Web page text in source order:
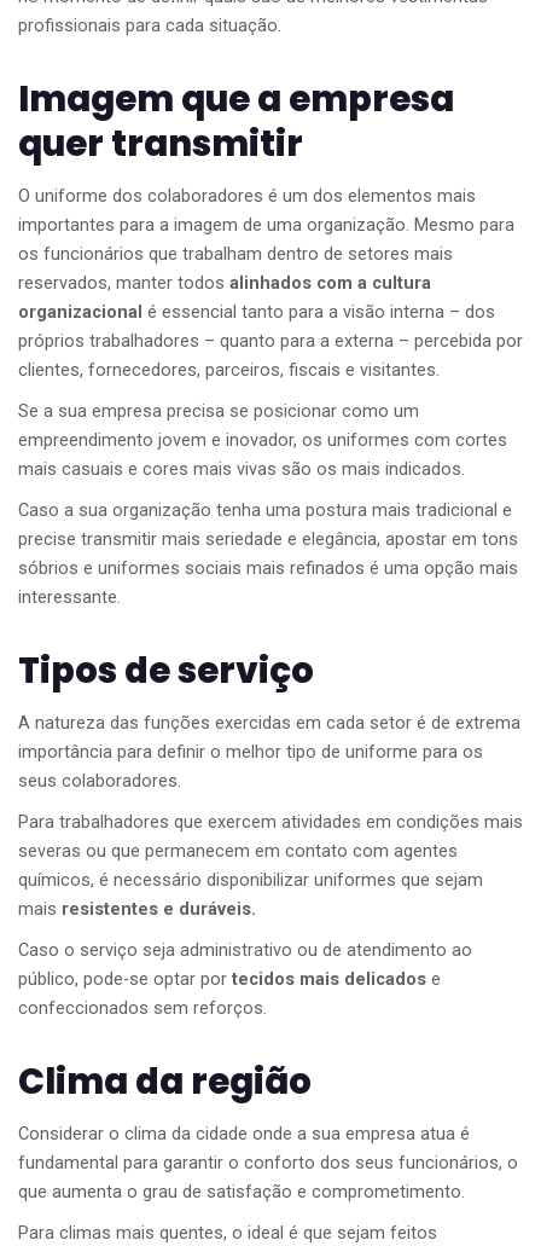
profissionais para cada situação.
Imagem que a empresa
quer transmitir
O uniforme dos colaboradores é um dos elementos mais
importantes para a imagem de uma organização. Mesmo para
os funcionários que trabalham dentro de setores mais
reservados, manter todos alinhados com a cultura
organizacional é essencial tanto para a visão interna – dos
próprios trabalhadores – quanto para a externa – percebida por
clientes, fornecedores, parceiros, fiscais e visitantes.
Se a sua empresa precisa se posicionar como um
empreendimento jovem e inovador, os uniformes com cortes
mais casuais e cores mais vivas são os mais indicados.
Caso a sua organização tenha uma postura mais tradicional e
precise transmitir mais seriedade e elegância, apostar em tons
sóbrios e uniformes sociais mais refinados é uma opção mais
interessante.
Tipos de serviço
A natureza das funções exercidas em cada setor é de extrema
importância para definir o melhor tipo de uniforme para os
seus colaboradores.
Para trabalhadores que exercem atividades em condições mais
severas ou que permanecem em contato com agentes
químicos, é necessário disponibilizar uniformes que sejam
mais resistentes e duráveis.
Caso o serviço seja administrativo ou de atendimento ao
público, pode-se optar por tecidos mais delicados e
confeccionados sem reforços.
Clima da região
Considerar o clima da cidade onde a sua empresa atua é
fundamental para garantir o conforto dos seus funcionários, o
que aumenta o grau de satisfação e comprometimento.
Para climas mais quentes, o ideal é que sejam feitos